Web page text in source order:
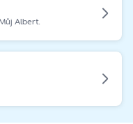
Albert.